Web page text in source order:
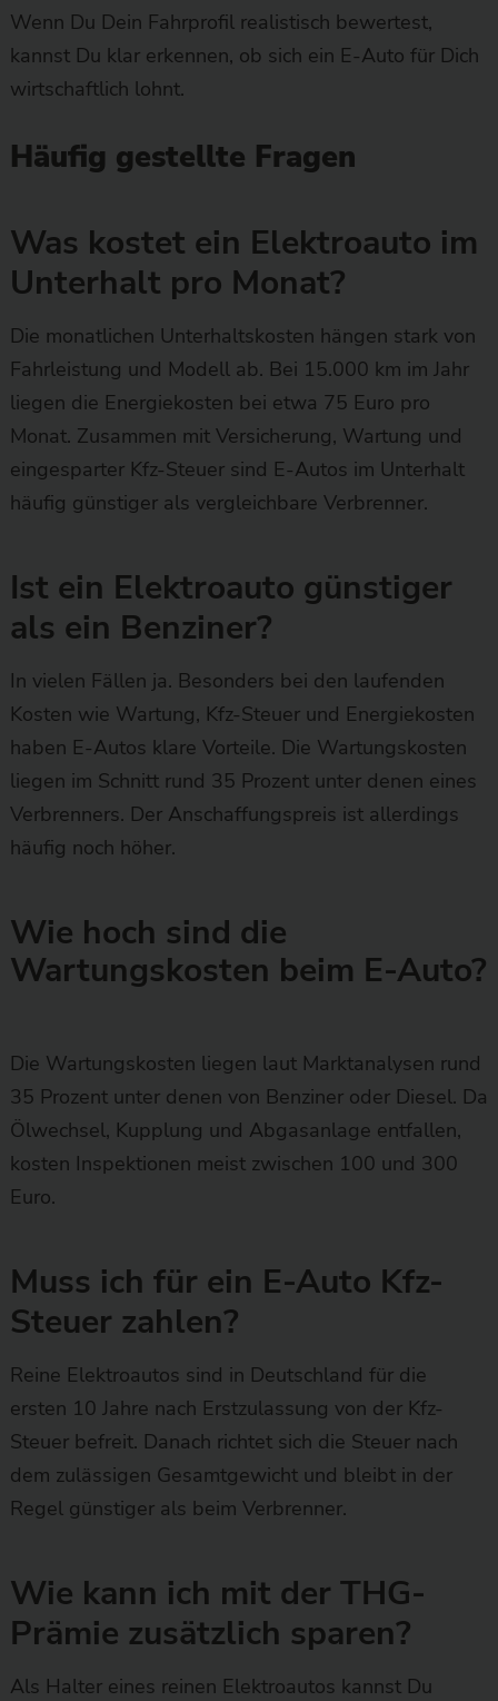
Wenn Du Dein Fahrprofil realistisch bewertest,
kannst Du klar erkennen, ob sich ein E-Auto für Dich
wirtschaftlich lohnt.
Häufig gestellte Fragen
Was kostet ein Elektroauto im
Unterhalt pro Monat?
Die monatlichen Unterhaltskosten hängen stark von
Fahrleistung und Modell ab. Bei 15.000 km im Jahr
liegen die Energiekosten bei etwa 75 Euro pro
Monat. Zusammen mit Versicherung, Wartung und
eingesparter Kfz-Steuer sind E-Autos im Unterhalt
häufig günstiger als vergleichbare Verbrenner.
Ist ein Elektroauto günstiger
als ein Benziner?
In vielen Fällen ja. Besonders bei den laufenden
Kosten wie Wartung, Kfz-Steuer und Energiekosten
haben E-Autos klare Vorteile. Die Wartungskosten
liegen im Schnitt rund 35 Prozent unter denen eines
Verbrenners. Der Anschaffungspreis ist allerdings
häufig noch höher.
Wie hoch sind die
Wartungskosten beim E-Auto?
Die Wartungskosten liegen laut Marktanalysen rund
35 Prozent unter denen von Benziner oder Diesel. Da
Ölwechsel, Kupplung und Abgasanlage entfallen,
kosten Inspektionen meist zwischen 100 und 300
Euro.
Muss ich für ein E-Auto Kfz-
Steuer zahlen?
Reine Elektroautos sind in Deutschland für die
ersten 10 Jahre nach Erstzulassung von der Kfz-
Steuer befreit. Danach richtet sich die Steuer nach
dem zulässigen Gesamtgewicht und bleibt in der
Regel günstiger als beim Verbrenner.
Wie kann ich mit der THG-
Prämie zusätzlich sparen?
Als Halter eines reinen Elektroautos kannst Du